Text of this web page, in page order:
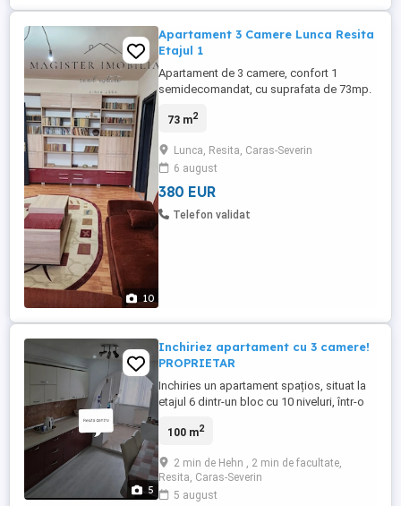
10
Apartament 3 Camere Lunca Resita
Etajul 1
Apartament de 3 camere, confort 1
semidecomandat, cu suprafata de 73mp.
dormitoare, baie, hol, debara si dispune
mobilat si utilat, are centrala termica si
calorifere, aer conditionat, usa metalica,
geamuri termopan si amenajari ...
73 m2
Lunca, Resita, Caras-Severin
6 august
380 EUR
Telefon validat
5
Inchiriez apartament cu 3 camere!
PROPRIETAR
Inchiries un apartament spațios, situat la
etajul 6 dintr-un bloc cu 10 niveluri, într-o
este împărțit în trei camere o sufragerie
adaugă o bucătărie complet mobilată și
utilată, două băi, un hol amplu și două
balcoane. ...
100 m2
2 min de Hehn , 2 min de facultate,
Resita, Caras-Severin
5 august